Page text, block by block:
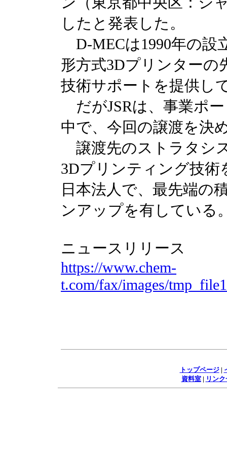
したと発表した。
D-MECは1990年の設
形方式3Dプリンターの
技術サポートを提供し
だがJSRは、事業ポ
中で、今回の譲渡を決
譲渡先のストラタシ
3Dプリンティング技
日本法人で、最先端の
ンアップを有している
ニュースリリース
https://www.chem-
t.com/fax/images/
トップページ|
資料室| リン